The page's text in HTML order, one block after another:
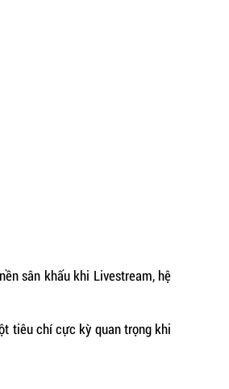
sân khấu khi Livestream, hệ
tiêu chí cực kỳ quan trọng khi